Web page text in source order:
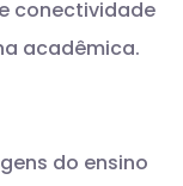
conectividade
acadêmica.
do ensino